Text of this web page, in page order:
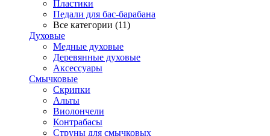
Пластики
Педали для бас-барабана
Все категории (11)
Духовые
Медные духовые
Деревянные духовые
Аксессуары
Смычковые
Скрипки
Альты
Виолончели
Контрабасы
Струны для смычковых